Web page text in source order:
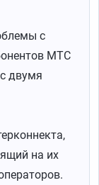
с
МТС
двумя
на их